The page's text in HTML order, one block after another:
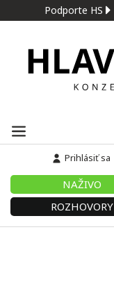
Podporte HS
Prihlásiť sa
NAŽIVO
ROZHOVORY